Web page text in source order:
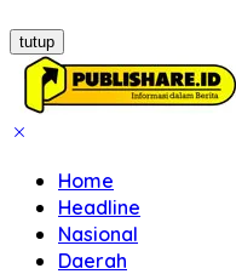
tutup
Home
Headline
Nasional
Daerah